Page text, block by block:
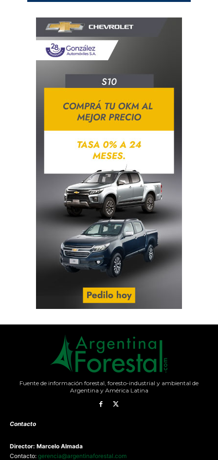
Fuente de información forestal, foresto-industrial y ambiental de
Argentina y América Latina
Contacto
Director: Marcelo Almada
Contacto: gerencia@argentinaforestal.com